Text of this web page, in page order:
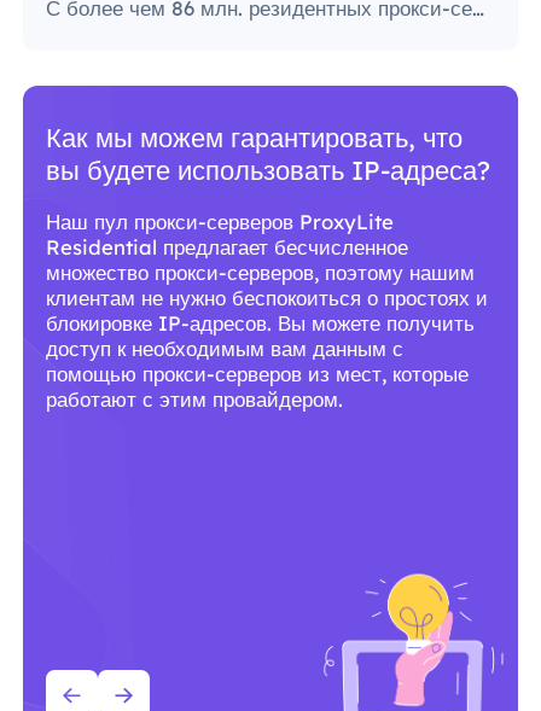
С более чем 86 млн. резидентных прокси-серверов по всему миру ProxyLite является лучшим выбором для настоящих прокси-серверов.
Почему вам следует использовать
сервисы ProxyLite для прокси?
С более чем 86 млн. резидентных прокси-
серверов по всему миру ProxyLite является
лучшим выбором для настоящих прокси-
серверов.